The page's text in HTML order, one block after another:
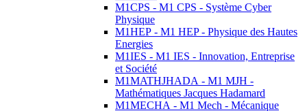
M1CPS - M1 CPS - Système Cyber
Physique
M1HEP - M1 HEP - Physique des Hautes
Energies
M1IES - M1 IES - Innovation, Entreprise
et Société
M1MATHJHADA - M1 MJH -
Mathématiques Jacques Hadamard
M1MECHA - M1 Mech - Mécanique